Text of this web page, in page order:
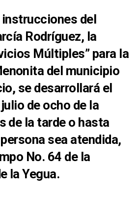
instrucciones del
Rodríguez, la
Múltiples” para la
del municipio
se desarrollará el
de ocho de la
de la tarde o hasta
sea atendida,
No. 64 de la
la Yegua.